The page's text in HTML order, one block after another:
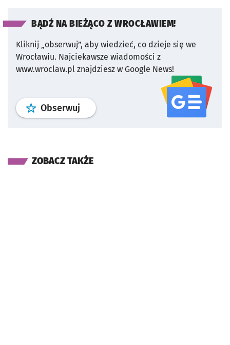
BĄDŹ NA BIEŻĄCO Z WROCŁAWIEM!
Kliknij „obserwuj”, aby wiedzieć, co dzieje się we
Wrocławiu. Najciekawsze wiadomości z
www.wroclaw.pl znajdziesz w Google News!
Obserwuj profil serwisu
ZOBACZ TAKŻE